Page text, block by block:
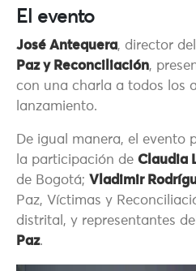
El evento
José Antequera, director del
Paz y Reconciliación,
con una charla a todos los
lanzamiento.
De igual manera, el evento
la participación de Claudia
de Bogotá; Vladimir
Paz, Víctimas y
distrital, y representantes del
Paz.